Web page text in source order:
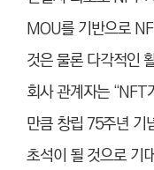
MOU를 기반으로
것은 물론 다각적인
회사 관계자는
만큼 창립 75주년 기
초석이 될 것으로 기